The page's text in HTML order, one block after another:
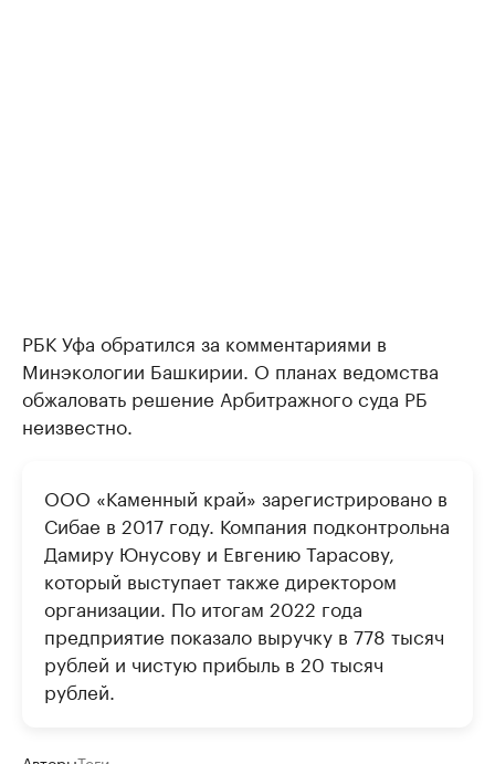
РБК Уфа обратился за комментариями в
Минэкологии Башкирии. О планах ведомства
обжаловать решение Арбитражного суда РБ
неизвестно.
ООО «Каменный край» зарегистрировано в
Сибае в 2017 году. Компания подконтрольна
Дамиру Юнусову и Евгению Тарасову,
который выступает также директором
организации. По итогам 2022 года
предприятие показало выручку в 778 тысяч
рублей и чистую прибыль в 20 тысяч
рублей.